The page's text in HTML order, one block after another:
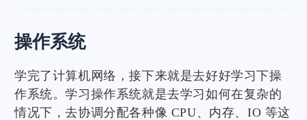
操作系统
学完了计算机网络，接下来就是去好好学习下操
作系统。学习操作系统就是去学习如何在复杂的
情况下，去协调分配各种像 CPU、内存、IO 等这